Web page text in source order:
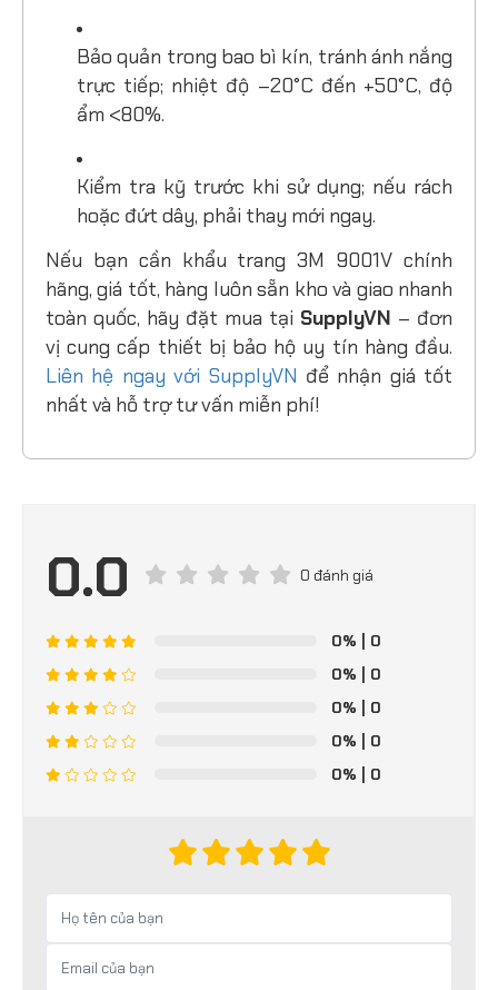
Bảo quản trong bao bì kín, tránh ánh nắng
trực tiếp; nhiệt độ –20°C đến +50°C, độ
ẩm <80%.
Kiểm tra kỹ trước khi sử dụng; nếu rách
hoặc đứt dây, phải thay mới ngay.
Nếu bạn cần khẩu trang 3M 9001V chính
hãng, giá tốt, hàng luôn sẵn kho và giao nhanh
toàn quốc, hãy đặt mua tại SupplyVN – đơn
vị cung cấp thiết bị bảo hộ uy tín hàng đầu.
Liên hệ ngay với SupplyVN để nhận giá tốt
nhất và hỗ trợ tư vấn miễn phí!
0.0 0 đánh giá
0% | 0
0% | 0
0% | 0
0% | 0
0% | 0